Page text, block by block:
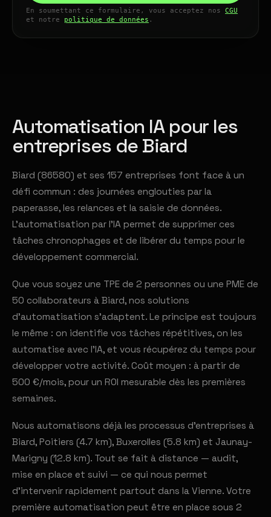
En soumettant ce formulaire, vous acceptez nos CGU
et notre politique de données .
Automatisation IA pour les
entreprises de Biard
Biard (86580) et ses 157 entreprises font face à un
défi commun : des journées englouties par la
paperasse, les relances et la saisie de données.
L'automatisation par l'IA permet de supprimer ces
tâches chronophages et de libérer du temps pour le
développement commercial.
Que vous soyez une TPE de 2 personnes ou une PME de
50 collaborateurs à Biard, nos solutions
d'automatisation s'adaptent. Le principe est toujours
le même : on identifie vos tâches répétitives, on les
automatise avec l'IA, et vous récupérez du temps pour
développer votre activité. Coût moyen : à partir de
500 €/mois, pour un ROI mesurable dès les premières
semaines.
Nous automatisons déjà les processus d'entreprises à
Biard, Poitiers (4.7 km), Buxerolles (5.8 km) et Jaunay-
Marigny (12.8 km). Tout se fait à distance — audit,
mise en place et suivi — ce qui nous permet
d'intervenir rapidement partout dans la Vienne. Votre
première automatisation peut être en place sous 2